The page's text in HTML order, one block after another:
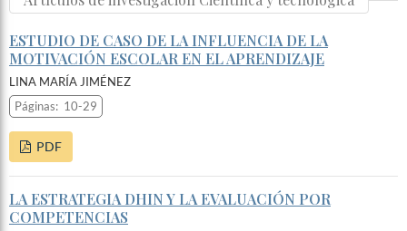
ESTUDIO DE CASO DE LA INFLUENCIA DE LA
MOTIVACIÓN ESCOLAR EN EL APRENDIZAJE
LINA MARÍA JIMÉNEZ
Páginas:10-29
PDF
LA ESTRATEGIA DHIN Y LA EVALUACIÓN POR
COMPETENCIAS